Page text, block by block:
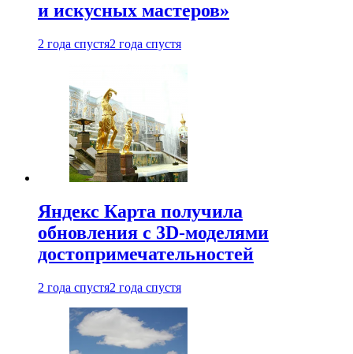
и искусных мастеров»
2 года спустя2 года спустя
Яндекс Карта получила
обновления с 3D-моделями
достопримечательностей
2 года спустя2 года спустя